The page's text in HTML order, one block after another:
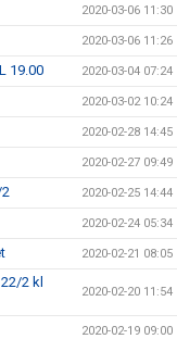
2020-03-06 11:30
2020-03-06 11:26
19.00 2020-03-04 07:24
2020-03-02 10:24
2020-02-28 14:45
2020-02-27 09:49
2020-02-25 14:44
2020-02-24 05:34
2020-02-21 08:05
2 kl
2020-02-20 11:54
2020-02-19 09:00